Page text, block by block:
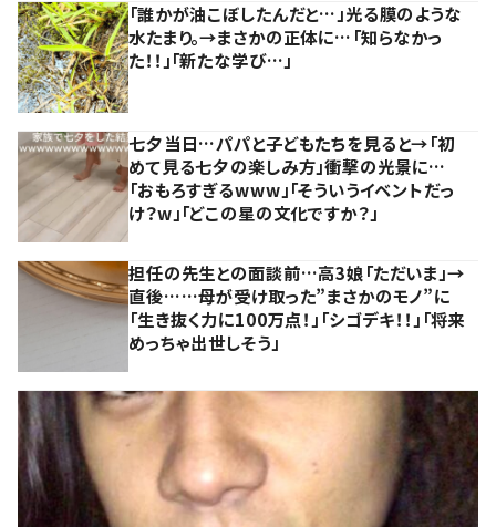
「誰かが油こぼしたんだと…」光る膜のような
水たまり。→まさかの正体に…「知らなかっ
た！！」「新たな学び…」
七夕当日…パパと子どもたちを見ると→「初
めて見る七夕の楽しみ方」衝撃の光景に…
「おもろすぎるwww」「そういうイベントだっ
け？w」「どこの星の文化ですか？」
担任の先生との面談前…高3娘「ただいま」→
直後……母が受け取った”まさかのモノ”に
「生き抜く力に100万点！」「シゴデキ！！」「将来
めっちゃ出世しそう」